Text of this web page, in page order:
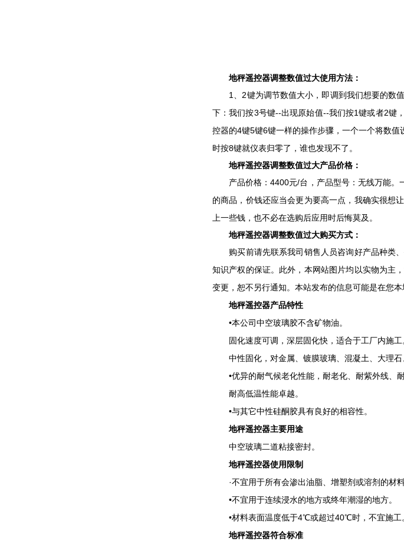
地秤遥控器调整数值过大使用方法：
1、2键为调节数值大小，即调到我们想要的数值
下：我们按3号键--出现原始值--我们按1键或者2键
控器的4键5键6键一样的操作步骤，一个一个将数
时按8键就仪表归零了，谁也发现不了。
地秤遥控器调整数值过大产品价格：
产品价格：4400元/台，产品型号：无线万能。
的商品，价钱还应当会更为要高一点，我确实很想
上一些钱，也不必在选购后应用时后悔莫及。
地秤遥控器调整数值过大购买方式：
购买前请先联系我司销售人员咨询好产品种类、
知识产权的保证。此外，本网站图片均以实物为主
变更，恕不另行通知。本站发布的信息可能是在您
地秤遥控器产品特性
•本公司中空玻璃胶不含矿物油。
固化速度可调，深层固化快，适合于工厂内施工
中性固化，对金属、镀膜玻璃、混凝土、大理石
•优异的耐气候老化性能，耐老化、耐紫外线、耐
耐高低温性能卓越。
•与其它中性硅酮胶具有良好的相容性。
地秤遥控器主要用途
中空玻璃二道粘接密封。
地秤遥控器使用限制
·不宜用于所有会渗出油脂、增塑剂或溶剂的材料
•不宜用于连续浸水的地方或终年潮湿的地方。
•材料表面温度低于4℃或超过40℃时，不宜施工
地秤遥控器符合标准